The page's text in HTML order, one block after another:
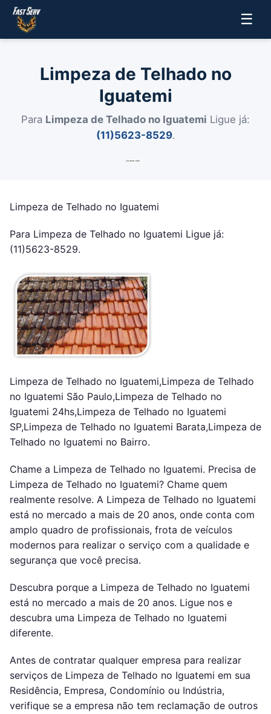
☰
Limpeza de Telhado no
Iguatemi
Para Limpeza de Telhado no Iguatemi Ligue já:
(11)5623-8529.
Limpeza de Telhado no Iguatemi
Para Limpeza de Telhado no Iguatemi Ligue já:
(11)5623-8529.
Limpeza de Telhado no Iguatemi,Limpeza de Telhado
no Iguatemi São Paulo,Limpeza de Telhado no
Iguatemi 24hs,Limpeza de Telhado no Iguatemi
SP,Limpeza de Telhado no Iguatemi Barata,Limpeza de
Telhado no Iguatemi no Bairro.
Chame a Limpeza de Telhado no Iguatemi. Precisa de
Limpeza de Telhado no Iguatemi? Chame quem
realmente resolve. A Limpeza de Telhado no Iguatemi
está no mercado a mais de 20 anos, onde conta com
amplo quadro de profissionais, frota de veículos
modernos para realizar o serviço com a qualidade e
segurança que você precisa.
Descubra porque a Limpeza de Telhado no Iguatemi
está no mercado a mais de 20 anos. Ligue nos e
descubra uma Limpeza de Telhado no Iguatemi
diferente.
Antes de contratar qualquer empresa para realizar
serviços de Limpeza de Telhado no Iguatemi em sua
Residência, Empresa, Condomínio ou Indústria,
verifique se a empresa não tem reclamação de outros